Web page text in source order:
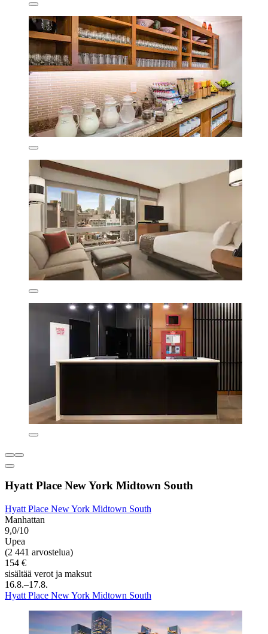
Hyatt Place New York Midtown South
Hyatt Place New York Midtown South
Manhattan
9,0/10
Upea
(2 441 arvostelua)
154 €
sisältää verot ja maksut
16.8.–17.8.
Hyatt Place New York Midtown South